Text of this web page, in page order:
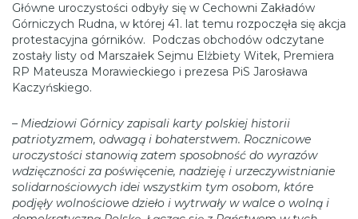
Główne uroczystości odbyły się w Cechowni Zakładów
Górniczych Rudna, w której 41. lat temu rozpoczęła się akcja
protestacyjna górników. Podczas obchodów odczytane
zostały listy od Marszałek Sejmu Elżbiety Witek, Premiera
RP Mateusza Morawieckiego i prezesa PiS Jarosława
Kaczyńskiego.
– Miedziowi Górnicy zapisali karty polskiej historii
patriotyzmem, odwagą i bohaterstwem. Rocznicowe
uroczystości stanowią zatem sposobność do wyrazów
wdzięczności za poświęcenie, nadzieję i urzeczywistnianie
solidarnościowych idei wszystkim tym osobom, które
podjęły wolnościowe dzieło i wytrwały w walce o wolną i